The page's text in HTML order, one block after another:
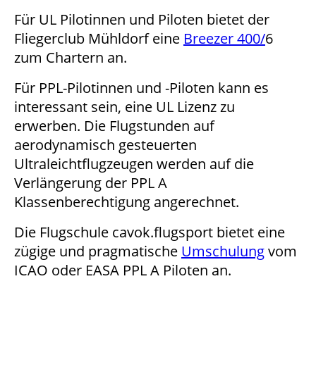
Für UL Pilotinnen und Piloten bietet der
Fliegerclub Mühldorf eine Breezer 400/6
zum Chartern an.
Für PPL-Pilotinnen und -Piloten kann es
interessant sein, eine UL Lizenz zu
erwerben. Die Flugstunden auf
aerodynamisch gesteuerten
Ultraleichtflugzeugen werden auf die
Verlängerung der PPL A
Klassenberechtigung angerechnet.
Die Flugschule cavok.flugsport bietet eine
zügige und pragmatische Umschulungvom
ICAO oder EASA PPL A Piloten an.